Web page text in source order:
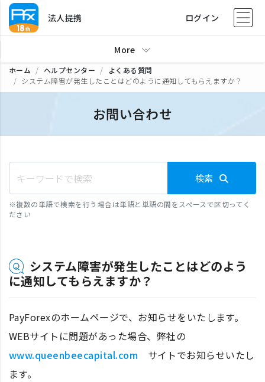
法人提携 ログイン
More
ホーム ヘルプセンター
よくある質問
システム障害が発生したことはどのように通知してもらえますか？
お問い合わせ
検索
※複数の単語で検索を行う場合は単語と単語の間をスペースで区切ってく
ださい
システム障害が発生したことはどのよう
に通知してもらえますか？
PayForexのホームページで、お知らせをいたします。
WEBサイトに問題があった場合、弊社の
www.queenbeecapital.com サイトでお知らせいたし
ます。